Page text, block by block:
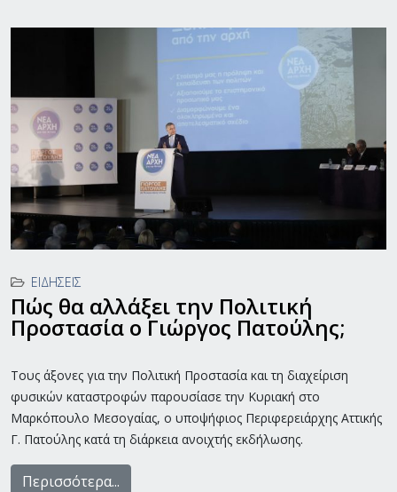
ΕΙΔΉΣΕΙΣ
Πώς θα αλλάξει την Πολιτική
Προστασία ο Γιώργος Πατούλης;
Tους άξονες για την Πολιτική Προστασία και τη διαχείριση
φυσικών καταστροφών παρουσίασε την Κυριακή στο
Μαρκόπουλο Μεσογαίας, ο υποψήφιος Περιφερειάρχης Αττικής
Γ. Πατούλης κατά τη διάρκεια ανοιχτής εκδήλωσης.
Περισσότερα...